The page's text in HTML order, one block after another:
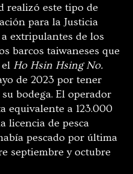
realizó este tipo de
para la Justicia
extripulantes de los
barcos taiwaneses que
Ho Hsin Hsing No.
de 2023 por tener
bodega. El operador
equivalente a 123.000
licencia de pesca
pescado por última
septiembre y octubre